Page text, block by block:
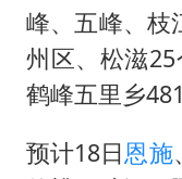
峰、五峰、枝
州区、松滋
鹤峰五里乡481
预计18日恩施